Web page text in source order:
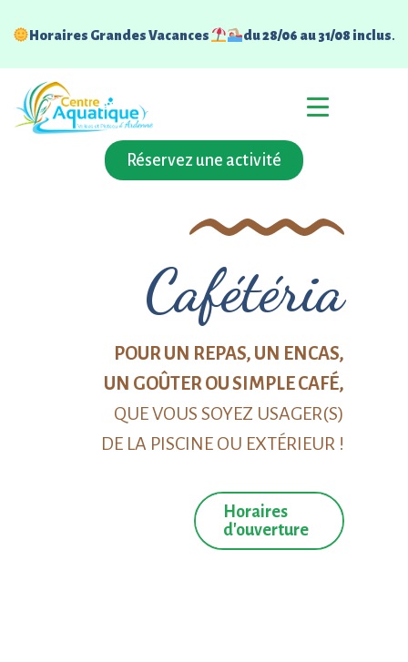
Horaires Grandes Vacances du 28/06 au 31/08 inclus.
Réservez une activité
Cafétéria
POUR UN REPAS, UN ENCAS,
UN GOÛTER OU SIMPLE CAFÉ,
QUE VOUS SOYEZ USAGER(S)
DE LA PISCINE OU EXTÉRIEUR !
Horaires
d'ouverture